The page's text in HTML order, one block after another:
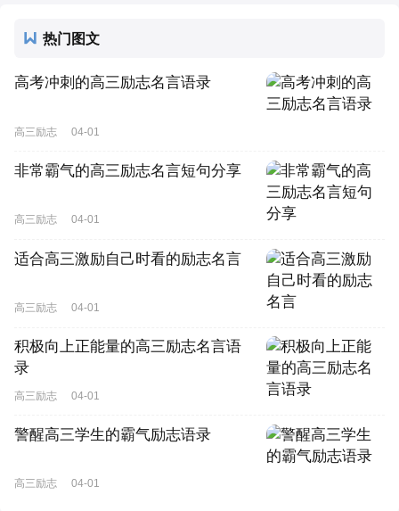
热门图文
高考冲刺的高三励志名言语录
高三励志 04-01
非常霸气的高三励志名言短句分享
高三励志 04-01
适合高三激励自己时看的励志名言
高三励志 04-01
积极向上正能量的高三励志名言语
录
高三励志 04-01
警醒高三学生的霸气励志语录
高三励志 04-01